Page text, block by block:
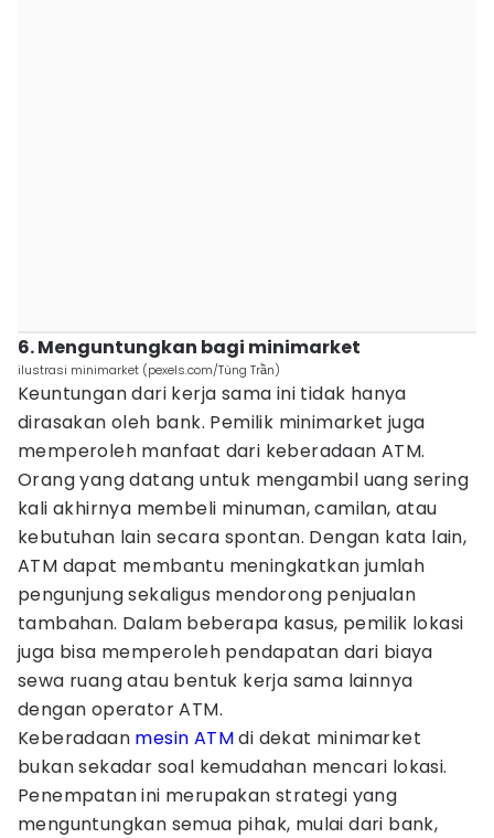
6. Menguntungkan bagi minimarket
ilustrasi minimarket (pexels.com/Tùng Trần)
Keuntungan dari kerja sama ini tidak hanya
dirasakan oleh bank. Pemilik minimarket juga
memperoleh manfaat dari keberadaan ATM.
Orang yang datang untuk mengambil uang sering
kali akhirnya membeli minuman, camilan, atau
kebutuhan lain secara spontan. Dengan kata lain,
ATM dapat membantu meningkatkan jumlah
pengunjung sekaligus mendorong penjualan
tambahan. Dalam beberapa kasus, pemilik lokasi
juga bisa memperoleh pendapatan dari biaya
sewa ruang atau bentuk kerja sama lainnya
dengan operator ATM.
Keberadaan mesin ATMdi dekat minimarket
bukan sekadar soal kemudahan mencari lokasi.
Penempatan ini merupakan strategi yang
menguntungkan semua pihak, mulai dari bank,